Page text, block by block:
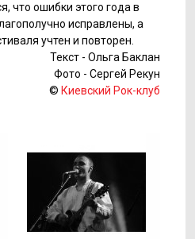
что ошибки этого года в
исправлены, а
учтен и повторен.
Текст - Ольга Баклан
Фото - Сергей Рекун
© Киевский Рок-клуб